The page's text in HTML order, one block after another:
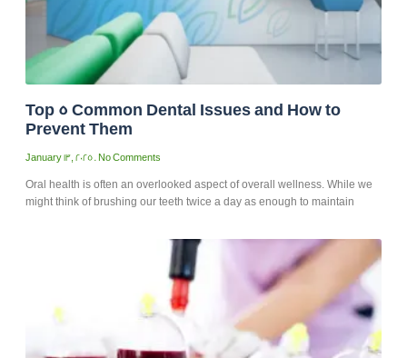
Top 5 Common Dental Issues and How to
Prevent Them
January 13, 2025 No Comments
Oral health is often an overlooked aspect of overall wellness. While we
might think of brushing our teeth twice a day as enough to maintain